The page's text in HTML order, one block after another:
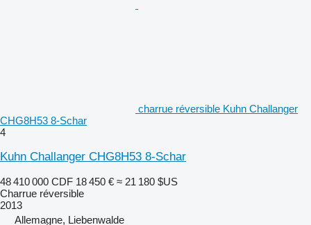
charrue réversible Kuhn Challanger
CHG8H53 8-Schar
4
Kuhn Challanger CHG8H53 8-Schar
48 410 000 CDF 18 450 € ≈ 21 180 $US
Charrue réversible
2013
Allemagne, Liebenwalde